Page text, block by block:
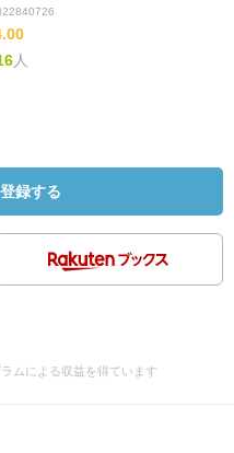
人
録する
ムによる収益を得ています